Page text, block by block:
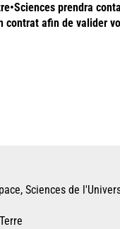
prendra
contrat afin de valider
Sciences de